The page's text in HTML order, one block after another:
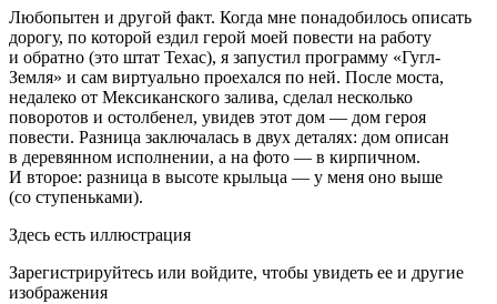
Любопытен и другой факт. Когда мне понадобилось описать
дорогу, по которой ездил герой моей повести на работу
и обратно (это штат Техас), я запустил программу «Гугл-
Земля» и сам виртуально проехался по ней. После моста,
недалеко от Мексиканского залива, сделал несколько
поворотов и остолбенел, увидев этот дом — дом героя
повести. Разница заключалась в двух деталях: дом описан
в деревянном исполнении, а на фото — в кирпичном.
И второе: разница в высоте крыльца — у меня оно выше
(со ступеньками).
Здесь есть иллюстрация
Зарегистрируйтесь или войдите, чтобы увидеть ее и другие
изображения